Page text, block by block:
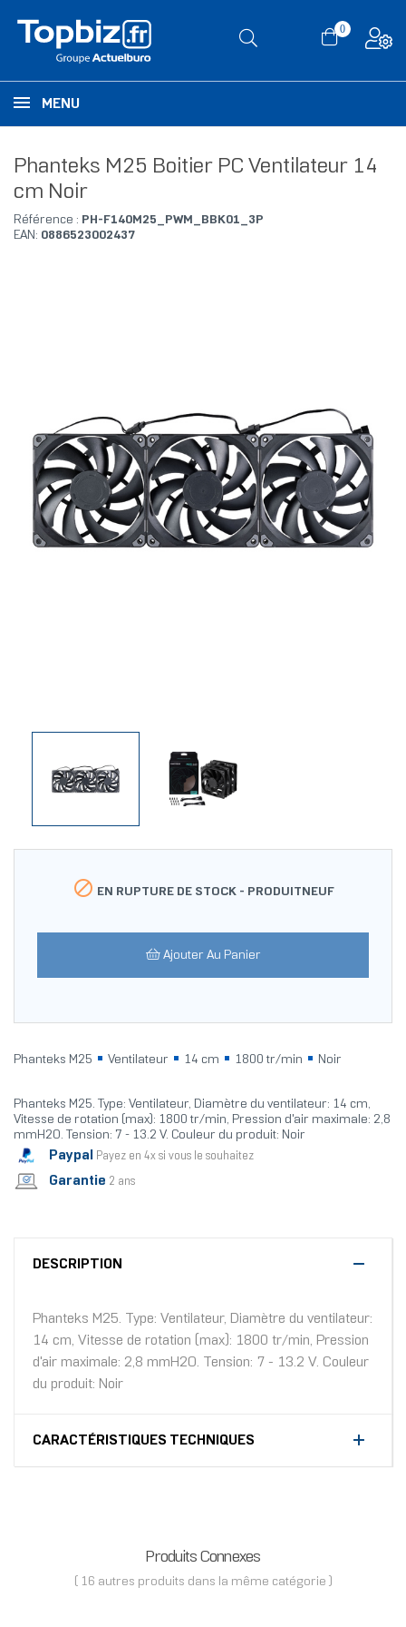
0
MENU
Phanteks M25 Boitier PC Ventilateur 14
cm Noir
Référence : PH-F140M25_PWM_BBK01_3P
EAN: 0886523002437
 EN RUPTURE DE STOCK - PRODUITNEUF
Ajouter Au Panier
Phanteks M25 Ventilateur 14 cm 1800 tr/min Noir
Phanteks M25. Type: Ventilateur, Diamètre du ventilateur: 14 cm,
Vitesse de rotation (max): 1800 tr/min, Pression d'air maximale: 2,8
mmH2O. Tension: 7 - 13.2 V. Couleur du produit: Noir
Paypal Payez en 4x si vous le souhaitez
Garantie 2 ans
DESCRIPTION
Phanteks M25. Type: Ventilateur, Diamètre du ventilateur:
14 cm, Vitesse de rotation (max): 1800 tr/min, Pression
d'air maximale: 2,8 mmH2O. Tension: 7 - 13.2 V. Couleur
du produit: Noir
CARACTÉRISTIQUES TECHNIQUES
Produits Connexes
( 16 autres produits dans la même catégorie )